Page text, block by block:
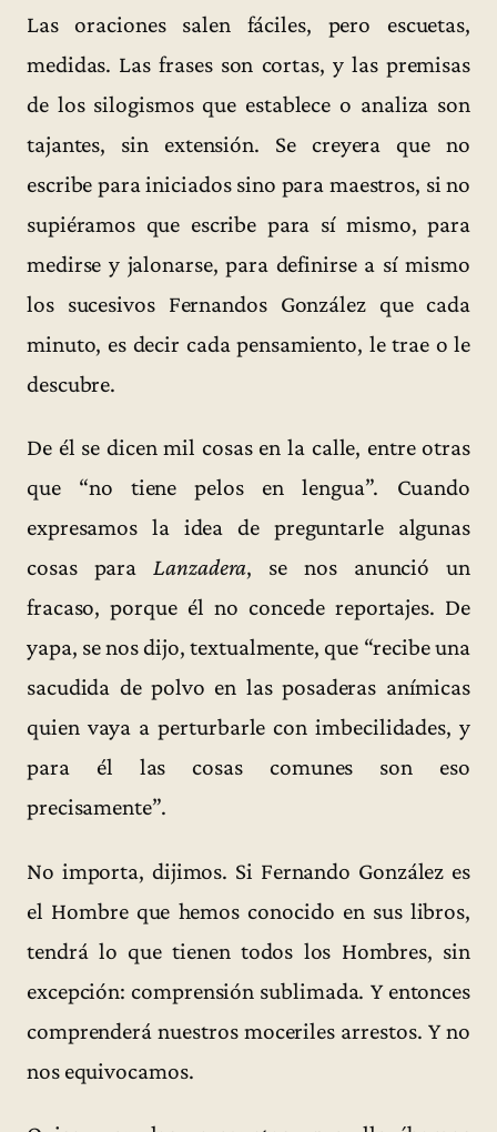
Las oraciones salen fáciles, pero escuetas,
medidas. Las frases son cortas, y las premisas
de los silogismos que establece o analiza son
tajantes, sin extensión. Se creyera que no
escribe para iniciados sino para maestros, si no
supiéramos que escribe para sí mismo, para
medirse y jalonarse, para definirse a sí mismo
los sucesivos Fernandos González que cada
minuto, es decir cada pensamiento, le trae o le
descubre.
De él se dicen mil cosas en la calle, entre otras
que “no tiene pelos en lengua”. Cuando
expresamos la idea de preguntarle algunas
cosas paraLanzadera, se nos anunció un
fracaso, porque él no concede reportajes. De
yapa, se nos dijo, textualmente, que “recibe una
sacudida de polvo en las posaderas anímicas
quien vaya a perturbarle con imbecilidades, y
para él las cosas comunes son eso
precisamente”.
No importa, dijimos. Si Fernando González es
el Hombre que hemos conocido en sus libros,
tendrá lo que tienen todos los Hombres, sin
excepción: comprensión sublimada. Y entonces
comprenderá nuestros moceriles arrestos. Y no
nos equivocamos.